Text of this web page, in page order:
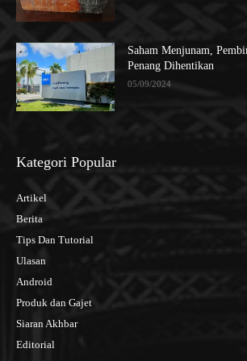
Saham Menjunam,
Penang Dihentikan
05/09/2024
Kategori Popular
Artikel
Berita
Tips Dan Tutorial
Ulasan
Android
Produk dan Gajet
Siaran Akhbar
Editorial